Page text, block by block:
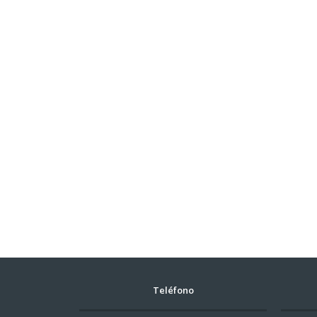
Teléfono